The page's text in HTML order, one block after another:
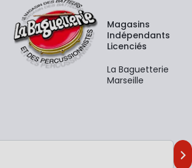
Magasins
Indépendants
Licenciés
La Baguetterie
Marseille